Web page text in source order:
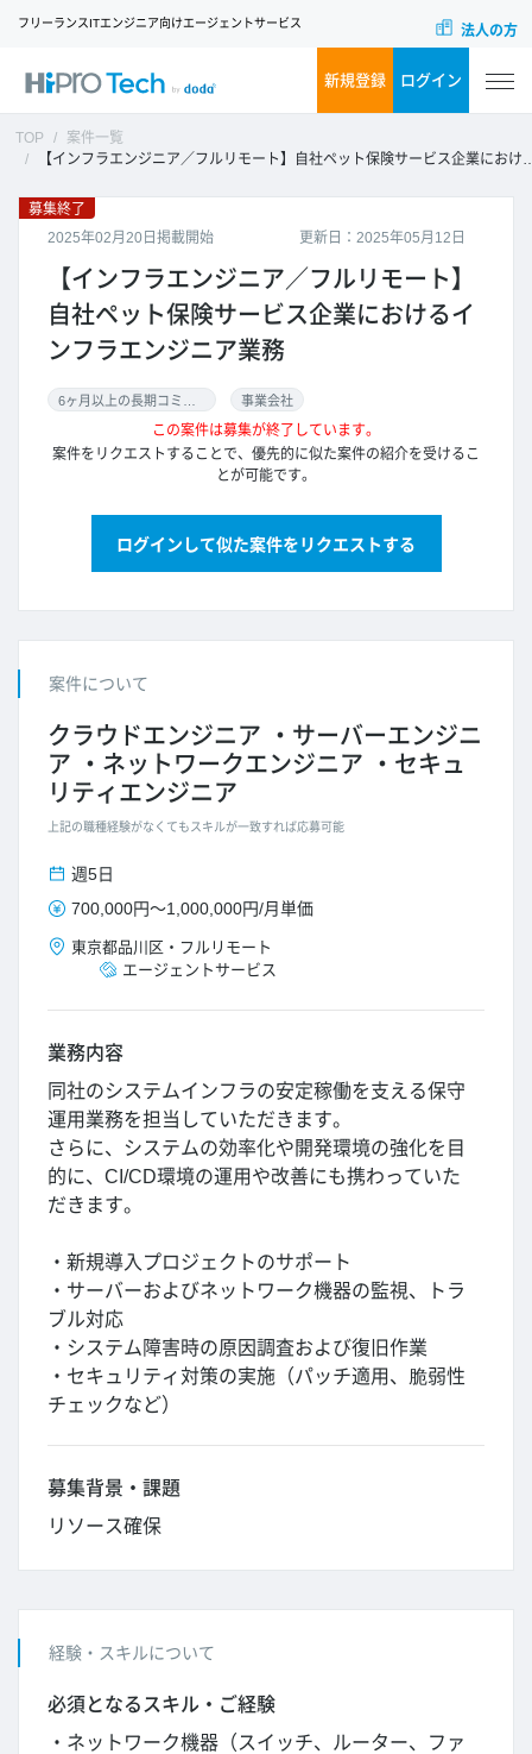
フリーランスITエンジニア向けエージェントサービス 法人の方
新規登録 ログイン
TOP
案件一覧
【インフラエンジニア／フルリモート】自社ペット保険サービス企業におけるインフラエンジニア業務
更新日：2025年05月12日
募集終了
2025年02月20日掲載開始
【インフラエンジニア／フルリモート】
自社ペット保険サービス企業におけるイ
ンフラエンジニア業務
事業会社
この案件は募集が終了しています。
案件をリクエストすることで、優先的に似た案件の紹介を受けるこ
とが可能です。
ログインして似た案件をリクエストする
案件について
クラウドエンジニア
サーバーエンジニ
ア
ネットワークエンジニア
セキュ
リティエンジニア
上記の職種経験がなくてもスキルが一致すれば応募可能
週5日
700,000円～1,000,000円/月単価
東京都品川区 ・ フルリモート
エージェントサービス
業務内容
同社のシステムインフラの安定稼働を支える保守
運用業務を担当していただきます。
さらに、システムの効率化や開発環境の強化を目
的に、CI/CD環境の運用や改善にも携わっていた
だきます。
・新規導入プロジェクトのサポート
・サーバーおよびネットワーク機器の監視、トラ
ブル対応
・システム障害時の原因調査および復旧作業
・セキュリティ対策の実施（パッチ適用、脆弱性
チェックなど）
募集背景・課題
リソース確保
経験・スキルについて
必須となるスキル・ご経験
・ネットワーク機器（スイッチ、ルーター、ファ